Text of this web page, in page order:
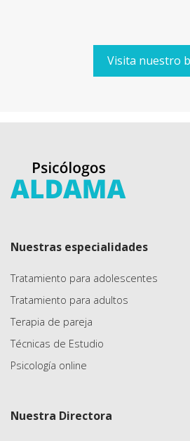
Visita nuestro
Nuestras especialidades
Tratamiento para adolescentes
Tratamiento para adultos
Terapia de pareja
Técnicas de Estudio
Psicología online
Nuestra Directora